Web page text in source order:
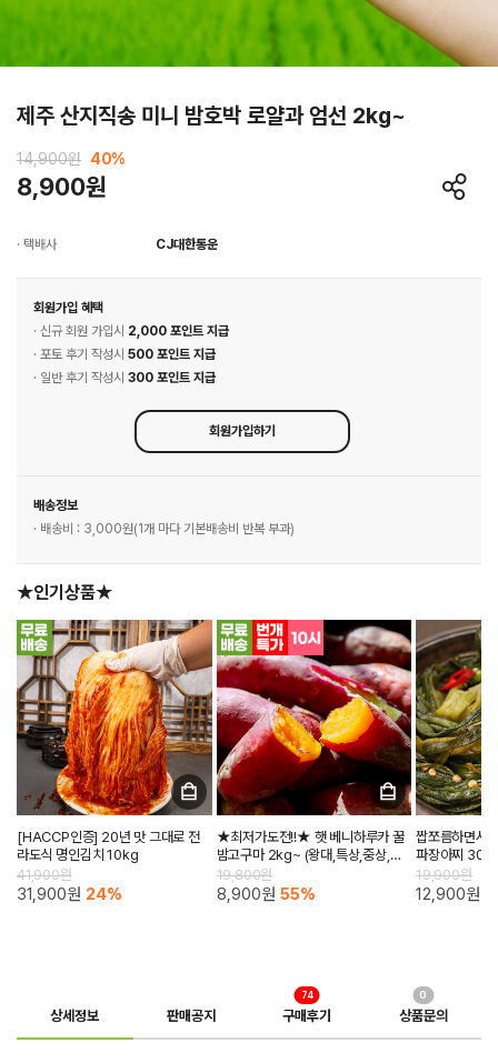
제주 산지직송 미니 밤호박 로얄과 엄선 2kg~
14,900원 40%
8,900원
· 택배사 CJ대한통운
회원가입 혜택
· 신규 회원 가입시 2,000 포인트 지급
· 포토 후기 작성시 500 포인트 지급
· 일반 후기 작성시 300 포인트 지급
회원가입하기
배송정보
· 배송비 : 3,000원(1개 마다 기본배송비 반복 부과)
★인기상품★
[HACCP인증] 20년 맛 그대로 전
라도식 명인김치 10kg
41,900원
31,900원 24%
★최저가도전!!★ 햇 베니하루카 꿀
밤고구마 2kg~ (왕대,특상,중상,한
입)
19,800원
8,900원 55%
짭쪼름하면서
파장아찌
19,900원
12,900원
상세정보 판매공지 구매후기
74
상품문의
0